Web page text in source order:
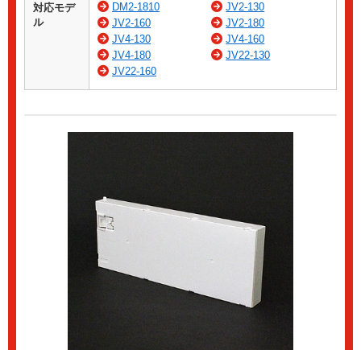
対応モデ
ル
DM2-1810
JV2-130
JV2-160
JV2-180
JV4-130
JV4-160
JV4-180
JV22-130
JV22-160